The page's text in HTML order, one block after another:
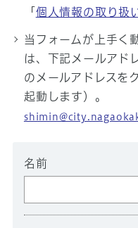
「 個人情報の取り扱
当フォームが上手く
は、下記メールアド
のメールアドレスを
起動します）。
名前